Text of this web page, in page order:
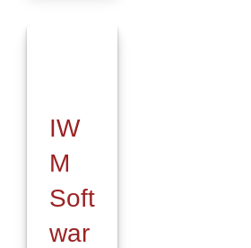
vereinheitlicht
IW
M
Soft
war